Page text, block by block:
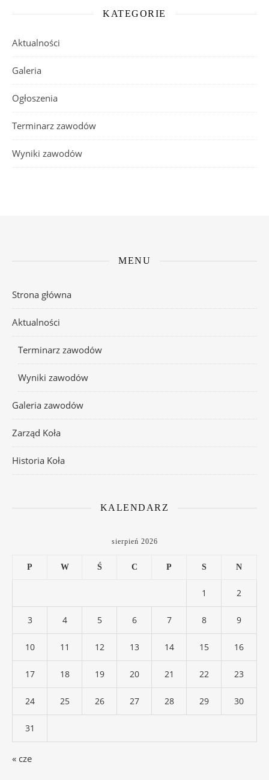
KATEGORIE
Aktualności
Galeria
Ogłoszenia
Terminarz zawodów
Wyniki zawodów
MENU
Strona główna
Aktualności
Terminarz zawodów
Wyniki zawodów
Galeria zawodów
Zarząd Koła
Historia Koła
KALENDARZ
sierpień 2026
P W Ś C P S N
1 2
3 4 5 6 7 8 9
10 11 12 13 14 15 16
17 18 19 20 21 22 23
24 25 26 27 28 29 30
31
« cze